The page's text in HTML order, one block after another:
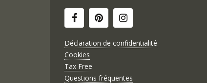
Déclaration de confidentialité
Cookies
Tax Free
Questions fréquentes